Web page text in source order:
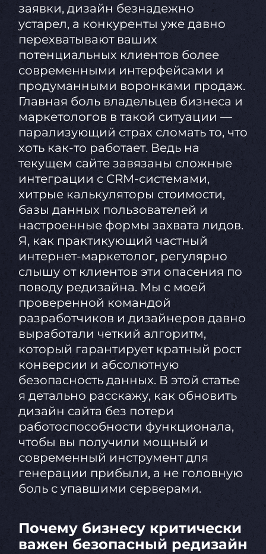
заявки, дизайн безнадежно
устарел, а конкуренты уже давно
перехватывают ваших
потенциальных клиентов более
современными интерфейсами и
продуманными воронками продаж.
Главная боль владельцев бизнеса и
маркетологов в такой ситуации —
парализующий страх сломать то, что
хоть как-то работает. Ведь на
текущем сайте завязаны сложные
интеграции с CRM-системами,
хитрые калькуляторы стоимости,
базы данных пользователей и
настроенные формы захвата лидов.
Я, как практикующий частный
интернет-маркетолог, регулярно
слышу от клиентов эти опасения по
поводу редизайна. Мы с моей
проверенной командой
разработчиков и дизайнеров давно
выработали четкий алгоритм,
который гарантирует кратный рост
конверсии и абсолютную
безопасность данных. В этой статье
я детально расскажу, как обновить
дизайн сайта без потери
работоспособности функционала,
чтобы вы получили мощный и
современный инструмент для
генерации прибыли, а не головную
боль с упавшими серверами.
Почему бизнесу критически
важен безопасный редизайн